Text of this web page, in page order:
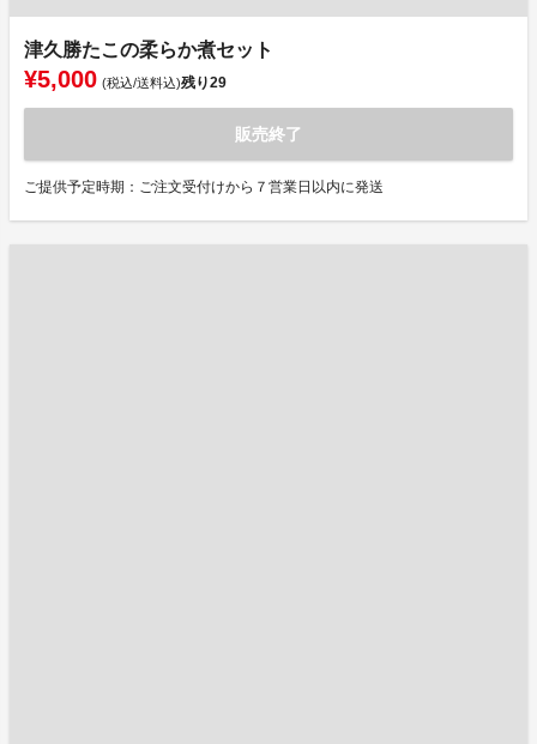
津久勝たこの柔らか煮セット
¥5,000 (税込/送料込)残り29
販売終了
ご提供予定時期：ご注文受付けから７営業日以内に発送